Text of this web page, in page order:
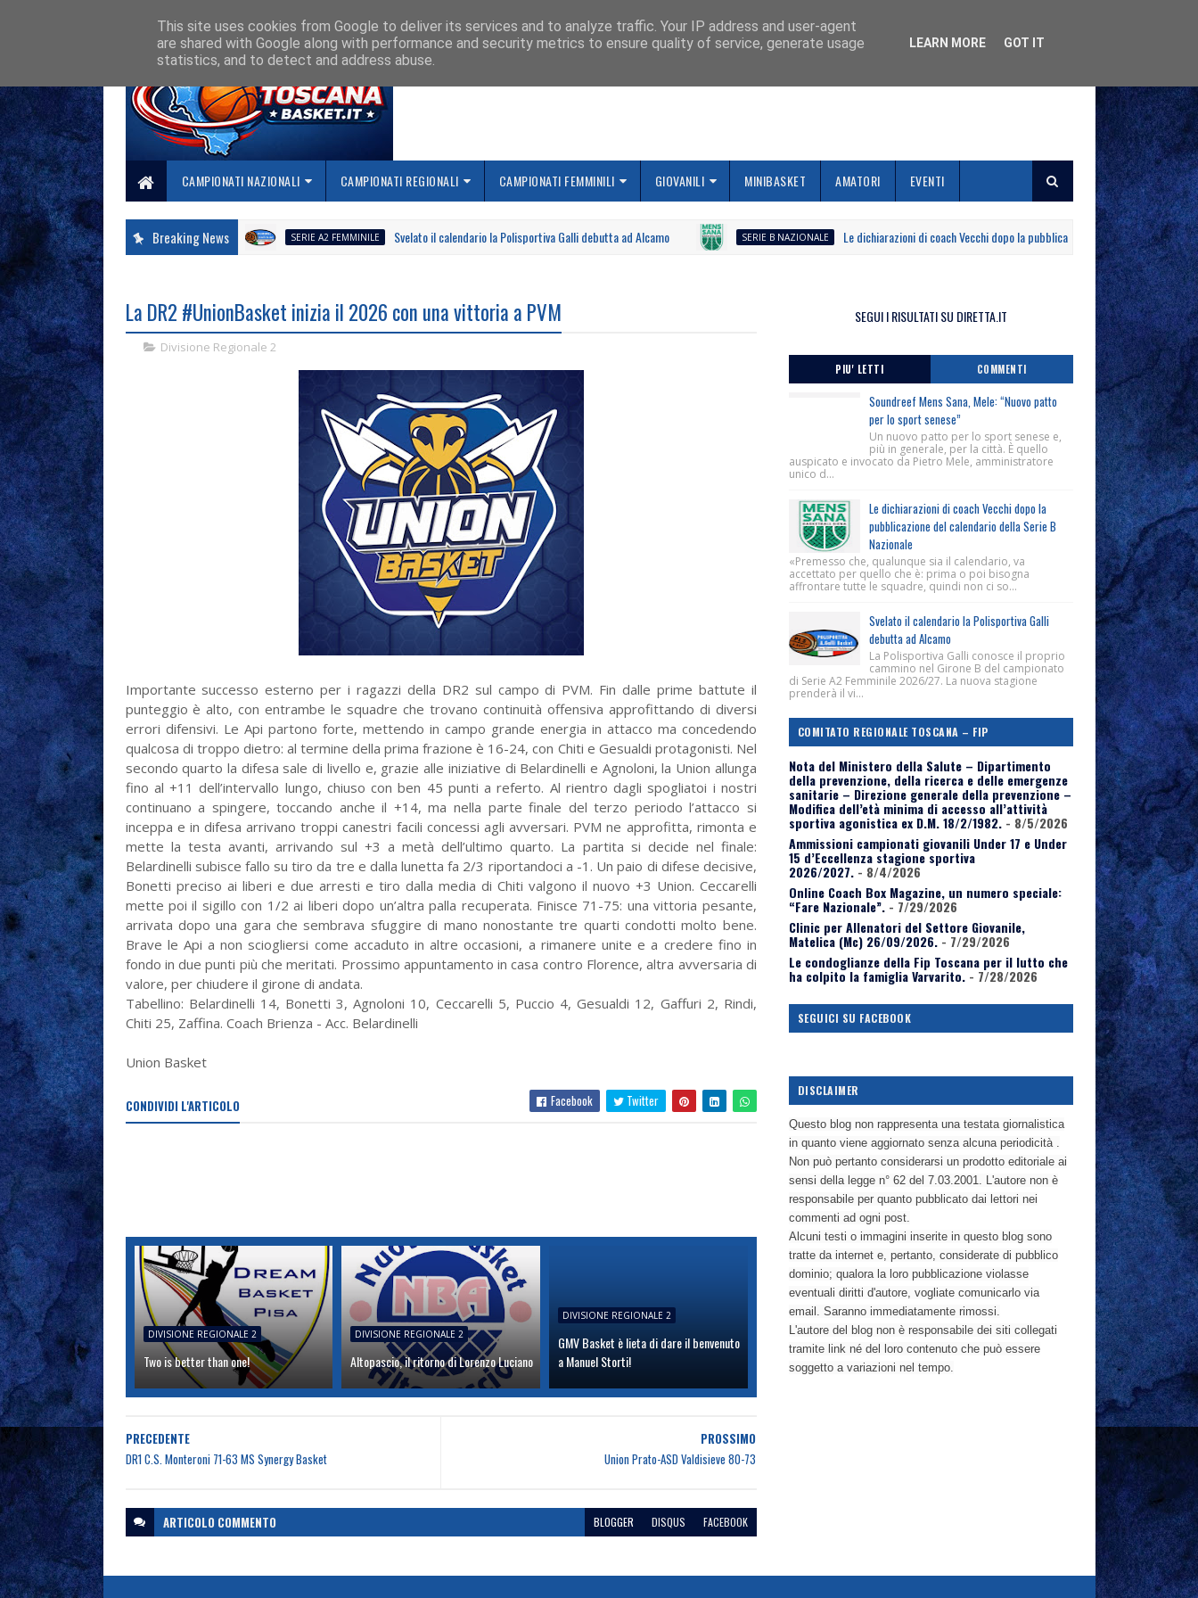
CAMPIONATI NAZIONALI CAMPIONATI REGIONALI CAMPIONATI FEMMINILI GIOVANILI MINIBASKET AMATORI EVENTI
Breaking News SERIE A2 FEMMINILE Svelato il calendario la Polisportiva Galli debutta ad Alcamo SERIE B NAZIONALE Le dichiarazioni di coach Vecchi dopo la pubblicazione del calendario della Serie B
La DR2 #UnionBasket inizia il 2026 con una vittoria a PVM
Divisione Regionale 2
Importante successo esterno per i ragazzi della DR2 sul campo di PVM. Fin dalle prime battute il
punteggio è alto, con entrambe le squadre che trovano continuità offensiva approfittando di diversi
errori difensivi. Le Api partono forte, mettendo in campo grande energia in attacco ma concedendo
qualcosa di troppo dietro: al termine della prima frazione è 16-24, con Chiti e Gesualdi protagonisti. Nel
secondo quarto la difesa sale di livello e, grazie alle iniziative di Belardinelli e Agnoloni, la Union allunga
fino al +11 dell’intervallo lungo, chiuso con ben 45 punti a referto. Al rientro dagli spogliatoi i nostri
continuano a spingere, toccando anche il +14, ma nella parte finale del terzo periodo l’attacco si
inceppa e in difesa arrivano troppi canestri facili concessi agli avversari. PVM ne approfitta, rimonta e
mette la testa avanti, arrivando sul +3 a metà dell’ultimo quarto. La partita si decide nel finale:
Belardinelli subisce fallo su tiro da tre e dalla lunetta fa 2/3 riportandoci a -1. Un paio di difese decisive,
Bonetti preciso ai liberi e due arresti e tiro dalla media di Chiti valgono il nuovo +3 Union. Ceccarelli
mette poi il sigillo con 1/2 ai liberi dopo un’altra palla recuperata. Finisce 71-75: una vittoria pesante,
arrivata dopo una gara che sembrava sfuggire di mano nonostante tre quarti condotti molto bene.
Brave le Api a non sciogliersi come accaduto in altre occasioni, a rimanere unite e a credere fino in
fondo in due punti più che meritati. Prossimo appuntamento in casa contro Florence, altra avversaria di
valore, per chiudere il girone di andata.
Tabellino: Belardinelli 14, Bonetti 3, Agnoloni 10, Ceccarelli 5, Puccio 4, Gesualdi 12, Gaffuri 2, Rindi,
Chiti 25, Zaffina. Coach Brienza - Acc. Belardinelli
Union Basket
CONDIVIDI L'ARTICOLO Facebook Twitter
DIVISIONE REGIONALE 2
Two is better than one!
DIVISIONE REGIONALE 2
Altopascio, il ritorno di Lorenzo Luciano
DIVISIONE REGIONALE 2
GMV Basket è lieta di dare il benvenuto
a Manuel Storti!
PROSSIMO
Union Prato-ASD Valdisieve 80-73
PRECEDENTE
DR1 C.S. Monteroni 71-63 MS Synergy Basket
ARTICOLO COMMENTO BLOGGER DISQUS FACEBOOK
SEGUI I RISULTATI SU DIRETTA.IT
PIU' LETTI COMMENTI
Soundreef Mens Sana, Mele: “Nuovo patto
per lo sport senese”
Un nuovo patto per lo sport senese e,
più in generale, per la città. È quello
auspicato e invocato da Pietro Mele, amministratore
unico d...
Le dichiarazioni di coach Vecchi dopo la
pubblicazione del calendario della Serie B
Nazionale
«Premesso che, qualunque sia il calendario, va
accettato per quello che è: prima o poi bisogna
affrontare tutte le squadre, quindi non ci so...
Svelato il calendario la Polisportiva Galli
debutta ad Alcamo
La Polisportiva Galli conosce il proprio
cammino nel Girone B del campionato
di Serie A2 Femminile 2026/27. La nuova stagione
prenderà il vi...
COMITATO REGIONALE TOSCANA – FIP
Nota del Ministero della Salute – Dipartimento
della prevenzione, della ricerca e delle emergenze
sanitarie – Direzione generale della prevenzione –
Modifica dell’età minima di accesso all’attività
sportiva agonistica ex D.M. 18/2/1982.- 8/5/2026
Ammissioni campionati giovanili Under 17 e Under
15 d’Eccellenza stagione sportiva
2026/2027.- 8/4/2026
Online Coach Box Magazine, un numero speciale:
“Fare Nazionale”.- 7/29/2026
Clinic per Allenatori del Settore Giovanile,
Matelica (Mc) 26/09/2026.- 7/29/2026
Le condoglianze della Fip Toscana per il lutto che
ha colpito la famiglia Varvarito.- 7/28/2026
SEGUICI SU FACEBOOK
DISCLAIMER
Questo blog non rappresenta una testata giornalistica
in quanto viene aggiornato senza alcuna periodicità .
Non può pertanto considerarsi un prodotto editoriale ai
sensi della legge n° 62 del 7.03.2001. L'autore non è
responsabile per quanto pubblicato dai lettori nei
commenti ad ogni post.
Alcuni testi o immagini inserite in questo blog sono
tratte da internet e, pertanto, considerate di pubblico
dominio; qualora la loro pubblicazione violasse
eventuali diritti d'autore, vogliate comunicarlo via
email. Saranno immediatamente rimossi.
L'autore del blog non è responsabile dei siti collegati
tramite link né del loro contenuto che può essere
soggetto a variazioni nel tempo.
This site uses cookies from Google to deliver its services and to analyze traffic. Your IP address and user-agent
are shared with Google along with performance and security metrics to ensure quality of service, generate usage
statistics, and to detect and address abuse.
LEARN MORE GOT IT